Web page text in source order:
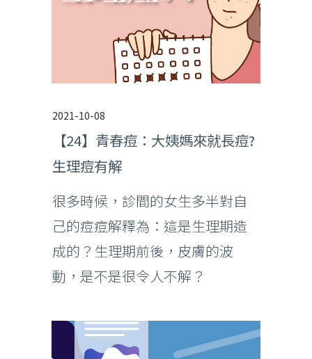
2021-10-08
【24】青春痘：大姨媽來就長痘?
生理痘有解
很多時候，診間的女生多半對自
己的痘痘解釋為：這是生理期造
成的？生理期前後，皮膚的波
動，是不是很令人不解？